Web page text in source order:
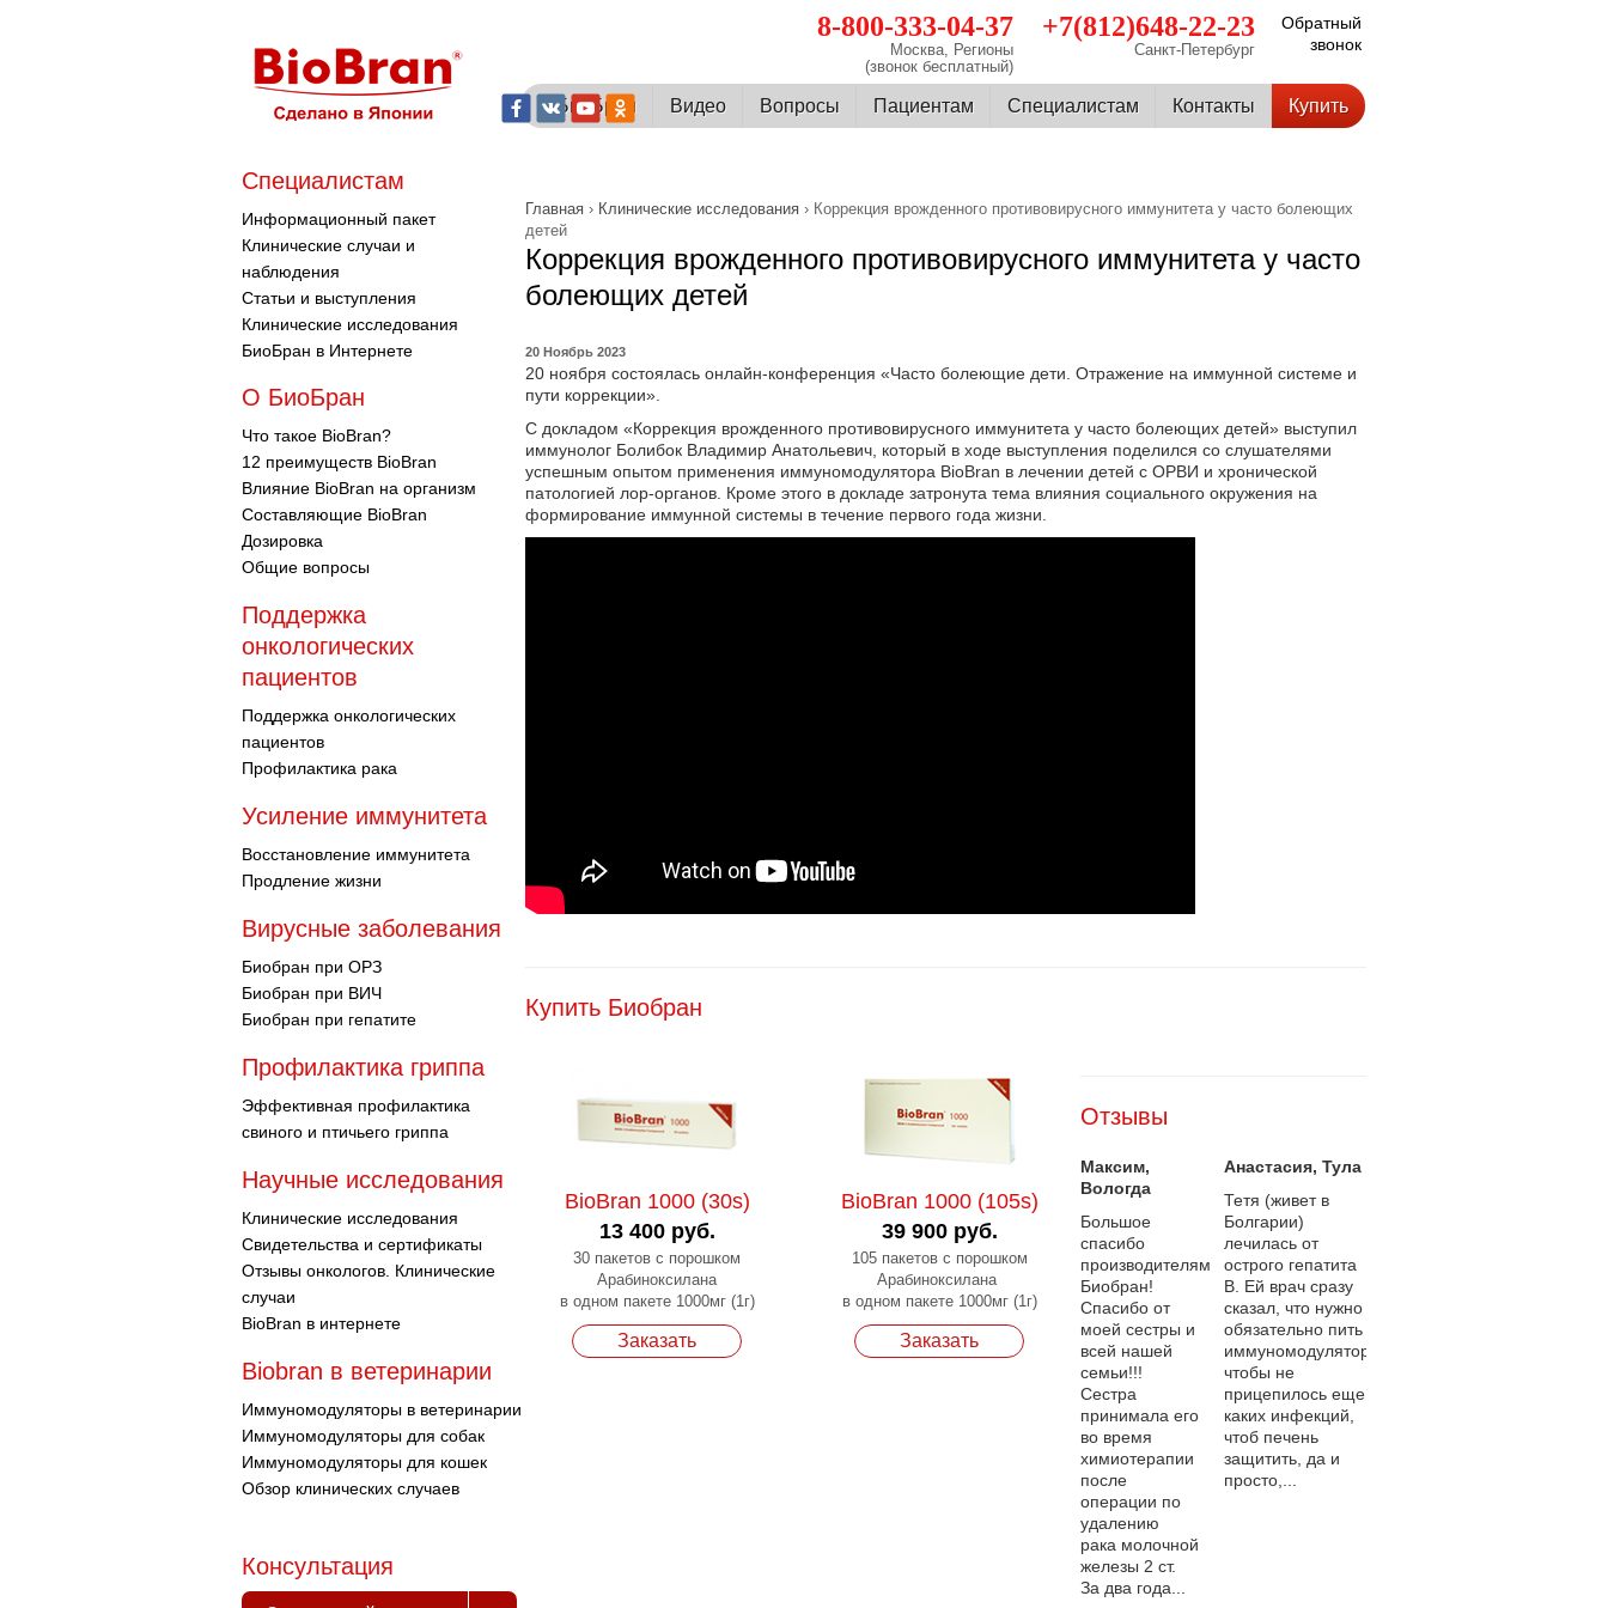
Обратный
звонок
+7(812)648-22-23
Санкт-Петербург
8-800-333-04-37
Москва, Регионы
(звонок бесплатный)
О БиоБран Видео Вопросы Пациентам Cпециалистам Контакты Купить
Главная › Клинические исследования › Коррекция врожденного противовирусного иммунитета у часто болеющих
детей
Коррекция врожденного противовирусного иммунитета у часто
болеющих детей
20 Ноябрь 2023
20 ноября состоялась онлайн-конференция «Часто болеющие дети. Отражение на иммунной системе и
пути коррекции».
С докладом «Коррекция врожденного противовирусного иммунитета у часто болеющих детей» выступил
иммунолог Болибок Владимир Анатольевич, который в ходе выступления поделился со слушателями
успешным опытом применения иммуномодулятора BioBran в лечении детей с ОРВИ и хронической
патологией лор-органов. Кроме этого в докладе затронута тема влияния социального окружения на
формирование иммунной системы в течение первого года жизни.
Купить Биобран
BioBran 1000 (30s)
13 400 руб.
30 пакетов с порошком
Арабиноксилана
в одном пакете 1000мг (1г)
Заказать
BioBran 1000 (105s)
39 900 руб.
105 пакетов с порошком
Арабиноксилана
в одном пакете 1000мг (1г)
Заказать
Отзывы
Максим,
Вологда
Большое
спасибо
производителям
Биобран!
Спасибо от
моей сестры и
всей нашей
семьи!!!
Сестра
принимала его
во время
химиотерапии
после
операции по
удалению
рака молочной
железы 2 ст.
За два года...
Анастасия, Тула
Тетя (живет в
Болгарии)
лечилась от
острого гепатита
В. Ей врач сразу
сказал, что нужно
обязательно пить
иммуномодулятор,
чтобы не
прицепилось еще
каких инфекций,
чтоб печень
защитить, да и
просто,...
Специалистам
Информационный пакет
Клинические случаи и
наблюдения
Статьи и выступления
Клинические исследования
БиоБран в Интернете
О БиоБран
Что такое BioBran?
12 преимуществ BioBran
Влияние BioBran на организм
Составляющие BioBran
Дозировка
Общие вопросы
Поддержка
онкологических
пациентов
Поддержка онкологических
пациентов
Профилактика рака
Усиление иммунитета
Восстановление иммунитета
Продление жизни
Вирусные заболевания
Биобран при ОРЗ
Биобран при ВИЧ
Биобран при гепатите
Профилактика гриппа
Эффективная профилактика
свиного и птичьего гриппа
Научные исследования
Клинические исследования
Свидетельства и сертификаты
Отзывы онкологов. Клинические
случаи
BioBran в интернете
Biobran в ветеринарии
Иммуномодуляторы в ветеринарии
Иммуномодуляторы для собак
Иммуномодуляторы для кошек
Обзор клинических случаев
Консультация